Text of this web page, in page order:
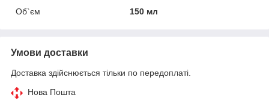
Об`єм
150 мл
Умови доставки
Доставка здійснюється тільки по передоплаті.
Нова Пошта